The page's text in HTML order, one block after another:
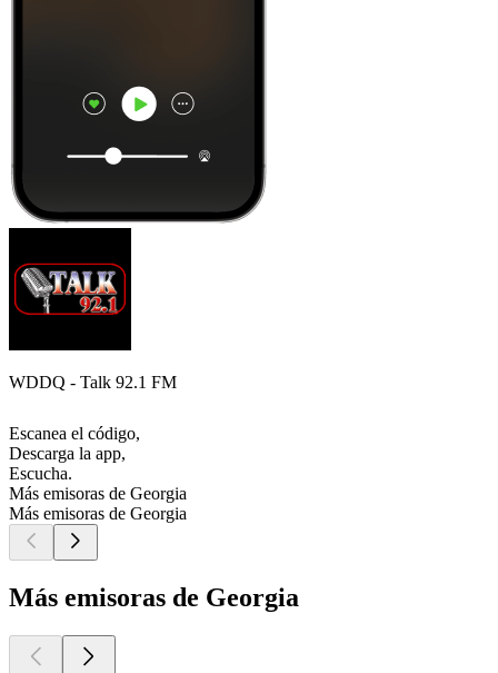
WDDQ - Talk 92.1 FM
Escanea el código,
Descarga la app,
Escucha.
Más emisoras de Georgia
Más emisoras de Georgia
Más emisoras de Georgia